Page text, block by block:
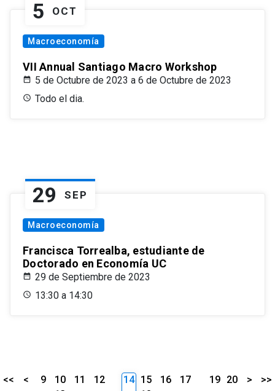
5 OCT
Macroeconomía
VII Annual Santiago Macro Workshop
5 de Octubre de 2023 a 6 de Octubre de 2023
Todo el dia.
29 SEP
Macroeconomía
Francisca Torrealba, estudiante de
Doctorado en Economía UC
29 de Septiembre de 2023
13:30 a 14:30
<< < 9 10 11
12
14 15 16
17
19 20 > >>